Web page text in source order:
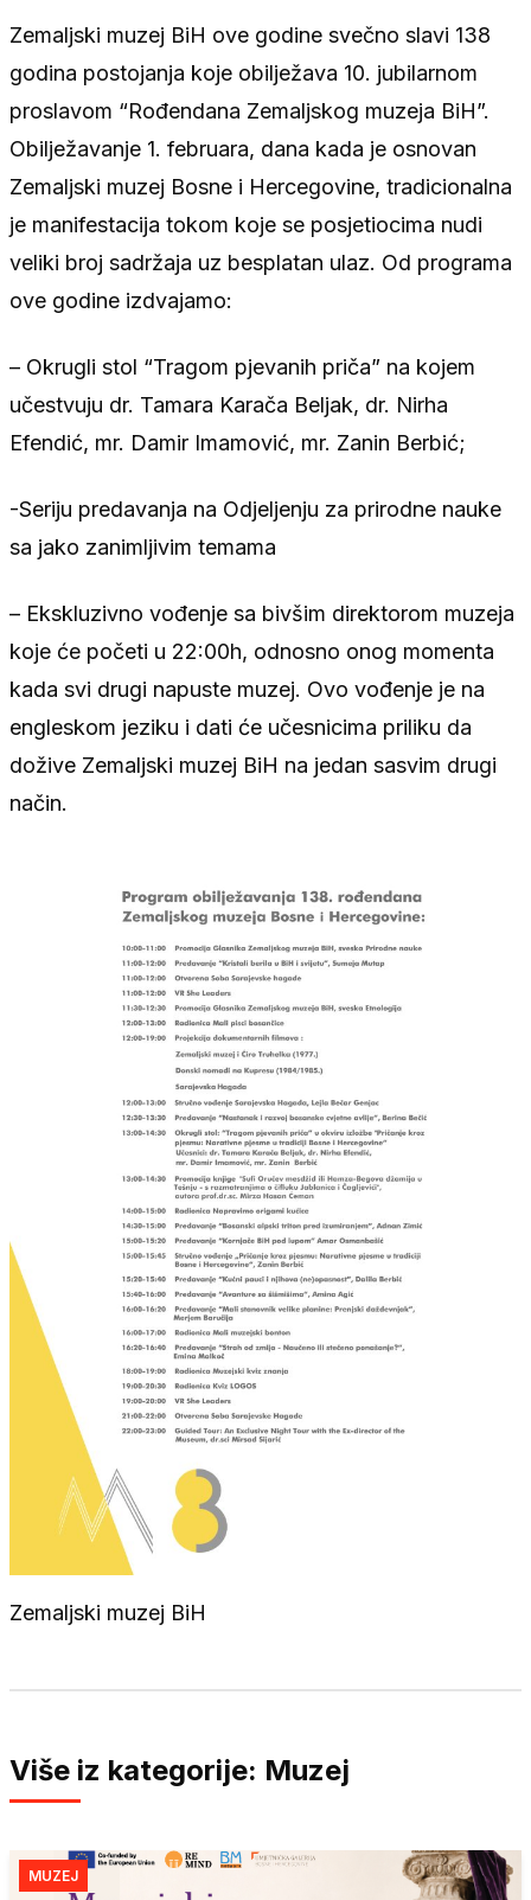
Zemaljski muzej BiH ove godine svečno slavi 138
godina postojanja koje obilježava 10. jubilarnom
proslavom “Rođendana Zemaljskog muzeja BiH”.
Obilježavanje 1. februara, dana kada je osnovan
Zemaljski muzej Bosne i Hercegovine, tradicionalna
je manifestacija tokom koje se posjetiocima nudi
veliki broj sadržaja uz besplatan ulaz. Od programa
ove godine izdvajamo:
– Okrugli stol “Tragom pjevanih priča” na kojem
učestvuju dr. Tamara Karača Beljak, dr. Nirha
Efendić, mr. Damir Imamović, mr. Zanin Berbić;
-Seriju predavanja na Odjeljenju za prirodne nauke
sa jako zanimljivim temama
– Ekskluzivno vođenje sa bivšim direktorom muzeja
koje će početi u 22:00h, odnosno onog momenta
kada svi drugi napuste muzej. Ovo vođenje je na
engleskom jeziku i dati će učesnicima priliku da
dožive Zemaljski muzej BiH na jedan sasvim drugi
način.
Zemaljski muzej BiH
Više iz kategorije: Muzej
MUZEJ